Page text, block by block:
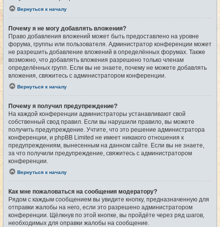
Вернуться к началу
Почему я не могу добавлять вложения?
Право добавления вложений может быть предоставлено на уровне
форума, группы или пользователя. Администратор конференции может
не разрешить добавление вложений в определённых форумах. Также
возможно, что добавлять вложения разрешено только членам
определённых групп. Если вы не знаете, почему не можете добавлять
вложения, свяжитесь с администратором конференции.
Вернуться к началу
Почему я получил предупреждение?
На каждой конференции администраторы устанавливают свой
собственный свод правил. Если вы нарушили правило, вы можете
получить предупреждение. Учтите, что это решение администратора
конференции, и phpBB Limited не имеет никакого отношения к
предупреждениям, вынесенным на данном сайте. Если вы не знаете,
за что получили предупреждение, свяжитесь с администратором
конференции.
Вернуться к началу
Как мне пожаловаться на сообщения модератору?
Рядом с каждым сообщением вы увидите кнопку, предназначенную для
отправки жалобы на него, если это разрешено администратором
конференции. Щёлкнув по этой кнопке, вы пройдёте через ряд шагов,
необходимых для оправки жалобы на сообщение.